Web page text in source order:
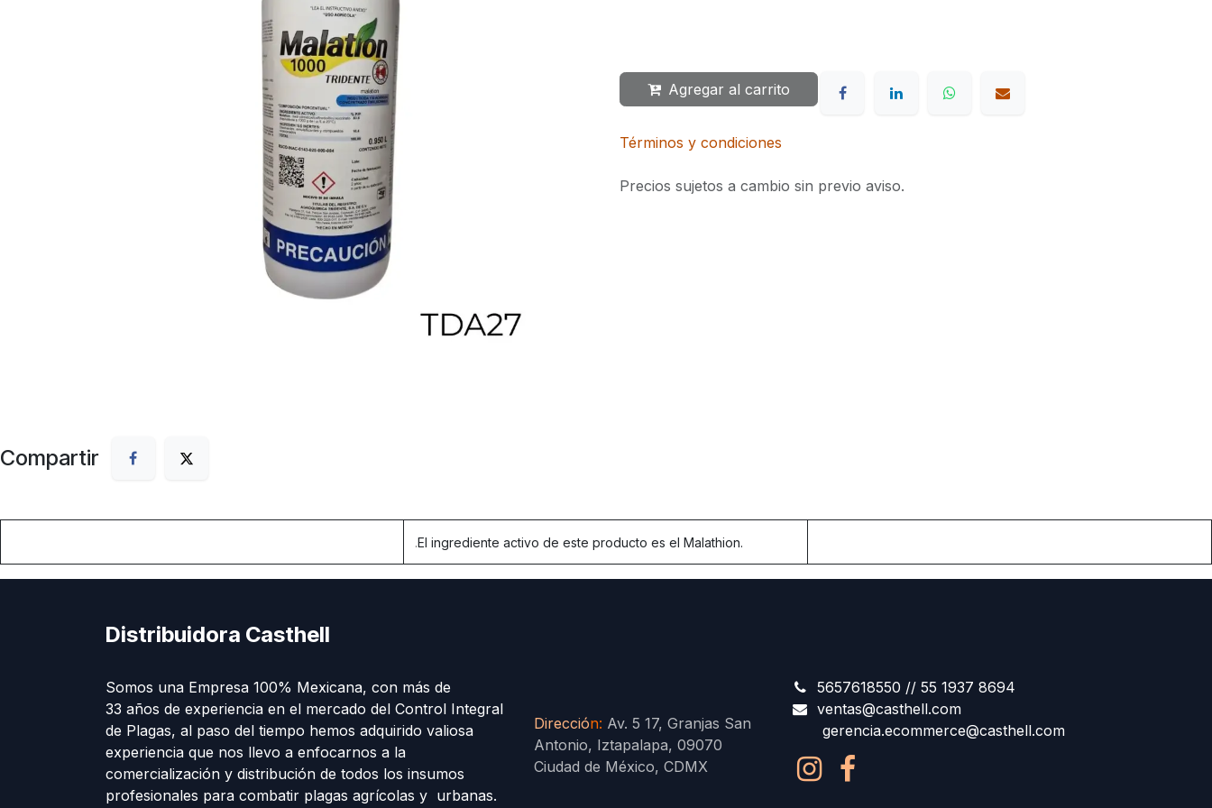
Agregar al carrito
Términos y condiciones
Precios sujetos a cambio sin previo aviso.
Compartir
.El ingrediente activo de este producto es el Malathion.
Distribuidora Casthell
Somos una Empresa 100% Mexicana, con más de
33 años de experiencia en el mercado del Control Integral
de Plagas, al paso del tiempo hemos adquirido valiosa
experiencia que nos llevo a enfocarnos a la
comercialización y distribución de todos los insumos
profesionales para combatir plagas agrícolas y urbanas.
Dirección: Av. 5 17, Granjas San
Antonio, Iztapalapa, 09070
Ciudad de México, CDMX
5657618550 // 55 1937 8694
ventas@casthell.com
gerencia.ecommerce@casthell.com